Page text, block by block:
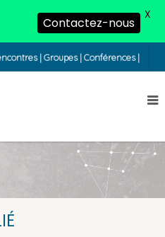
| Groupes | Conférences |
Contactez-nous
X